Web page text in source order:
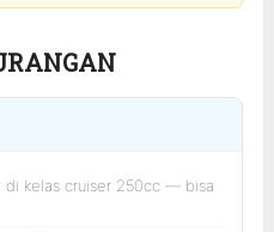
di kelas cruiser 250cc — bisa